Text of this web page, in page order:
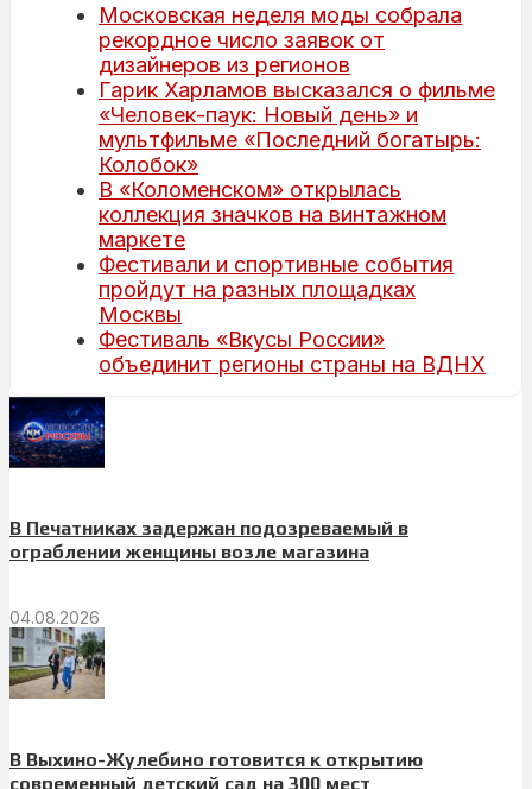
Московская неделя моды собрала
рекордное число заявок от
дизайнеров из регионов
Гарик Харламов высказался о фильме
«Человек-паук: Новый день» и
мультфильме «Последний богатырь:
Колобок»
В «Коломенском» открылась
коллекция значков на винтажном
маркете
Фестивали и спортивные события
пройдут на разных площадках
Москвы
Фестиваль «Вкусы России»
объединит регионы страны на ВДНХ
В Печатниках задержан подозреваемый в
ограблении женщины возле магазина
04.08.2026
В Выхино-Жулебино готовится к открытию
современный детский сад на 300 мест